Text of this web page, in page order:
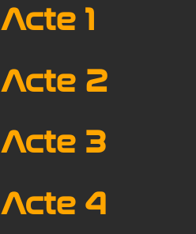
Acte 1
Acte 2
Acte 3
Acte 4